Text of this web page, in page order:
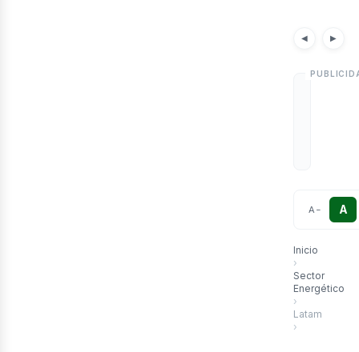
◀
Noticias ▶
A − A
Inicio
›
Sector
Energético
›
Latam
›